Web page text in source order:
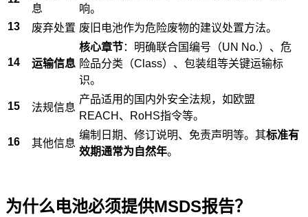
息
响。
13
废弃处置 废旧电池作为危险废物的建议处置方法。
14 运输信息
核心章节：明确联合国编号（UN No.）、危
险品分类（Class）、包装组等关键运输标
识。
15 法规信息
产品适用的国内外安全法规，如欧盟
REACH、RoHS指令等。
16 其他信息
编制日期、修订说明、免责声明等。其标准有
效期通常为自然年。
为什么电池必须提供MSDS报告？